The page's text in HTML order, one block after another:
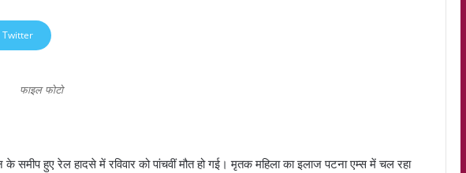
Twitter
फाइल फोटो
हुए रेल हादसे में रविवार को पांचवीं मौत हो गई। मृतक महिला का इलाज पटना एम्स में चल रहा